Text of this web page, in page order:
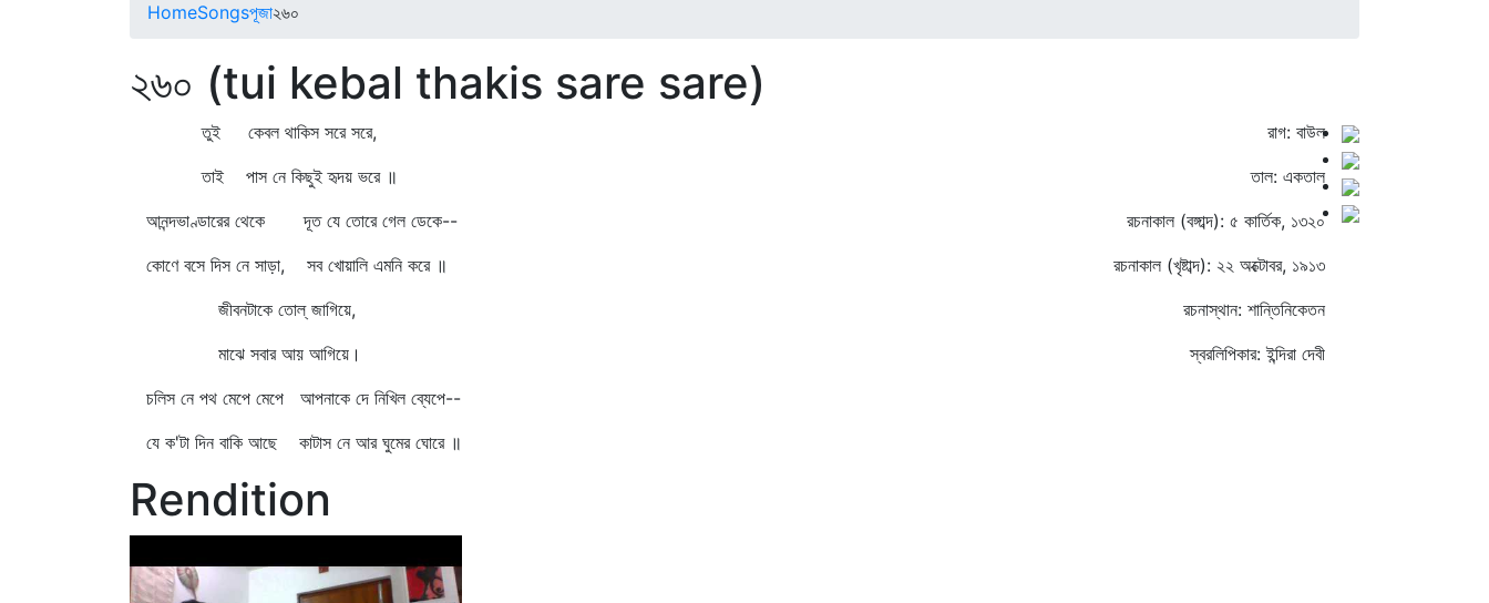
HomeSongsপূজা২৬০
২৬০ (tui kebal thakis sare sare)
তুই কেবল থাকিস সরে সরে,
তাই পাস নে কিছুই হৃদয় ভরে ॥
আনন্দভাণ্ডারের থেকে দূত যে তোরে গেল ডেকে--
কোণে বসে দিস নে সাড়া, সব খোয়ালি এমনি করে ॥
জীবনটাকে তোল্‌ জাগিয়ে,
মাঝে সবার আয় আগিয়ে।
চলিস নে পথ মেপে মেপে আপনাকে দে নিখিল ব্যেপে--
যে ক'টা দিন বাকি আছে কাটাস নে আর ঘুমের ঘোরে ॥
রাগ: বাউল
তাল: একতাল
রচনাকাল (বঙ্গাব্দ): ৫ কার্তিক, ১৩২০
রচনাকাল (খৃষ্টাব্দ): ২২ অক্টোবর, ১৯১৩
রচনাস্থান: শান্তিনিকেতন
স্বরলিপিকার: ইন্দিরা দেবী
Rendition